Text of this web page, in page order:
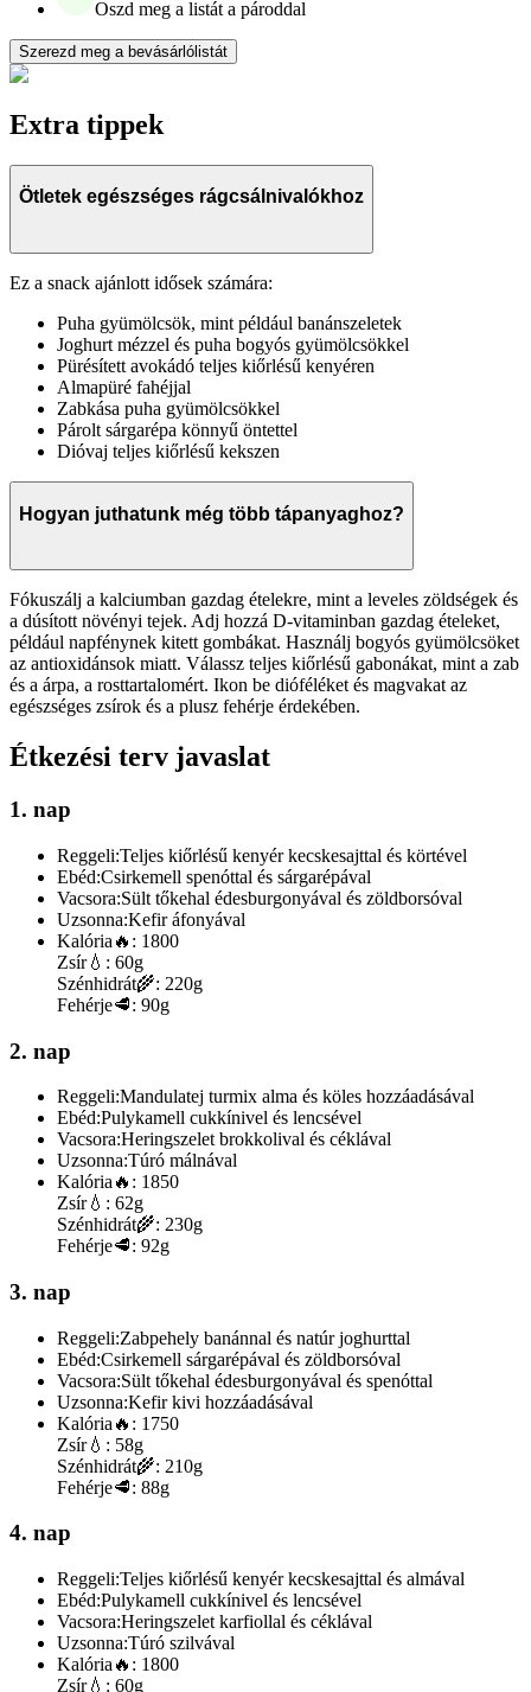
Oszd meg a listát a pároddal
Szerezd meg a bevásárlólistát
Extra tippek
Ötletek egészséges rágcsálnivalókhoz
Ez a snack ajánlott idősek számára:
Puha gyümölcsök, mint például banánszeletek
Joghurt mézzel és puha bogyós gyümölcsökkel
Pürésített avokádó teljes kiőrlésű kenyéren
Almapüré fahéjjal
Zabkása puha gyümölcsökkel
Párolt sárgarépa könnyű öntettel
Dióvaj teljes kiőrlésű kekszen
Hogyan juthatunk még több tápanyaghoz?
Fókuszálj a kalciumban gazdag ételekre, mint a leveles zöldségek és
a dúsított növényi tejek. Adj hozzá D-vitaminban gazdag ételeket,
például napfénynek kitett gombákat. Használj bogyós gyümölcsöket
az antioxidánsok miatt. Válassz teljes kiőrlésű gabonákat, mint a zab
és a árpa, a rosttartalomért. Ikon be dióféléket és magvakat az
egészséges zsírok és a plusz fehérje érdekében.
Étkezési terv javaslat
1. nap
Reggeli:Teljes kiőrlésű kenyér kecskesajttal és körtével
Ebéd:Csirkemell spenóttal és sárgarépával
Vacsora:Sült tőkehal édesburgonyával és zöldborsóval
Uzsonna:Kefir áfonyával
Kalória 🔥: 1800
Zsír💧: 60g
Szénhidrát🌾: 220g
Fehérje🥩: 90g
2. nap
Reggeli:Mandulatej turmix alma és köles hozzáadásával
Ebéd:Pulykamell cukkínivel és lencsével
Vacsora:Heringszelet brokkolival és céklával
Uzsonna:Túró málnával
Kalória 🔥: 1850
Zsír💧: 62g
Szénhidrát🌾: 230g
Fehérje🥩: 92g
3. nap
Reggeli:Zabpehely banánnal és natúr joghurttal
Ebéd:Csirkemell sárgarépával és zöldborsóval
Vacsora:Sült tőkehal édesburgonyával és spenóttal
Uzsonna:Kefir kivi hozzáadásával
Kalória 🔥: 1750
Zsír💧: 58g
Szénhidrát🌾: 210g
Fehérje🥩: 88g
4. nap
Reggeli:Teljes kiőrlésű kenyér kecskesajttal és almával
Ebéd:Pulykamell cukkínivel és lencsével
Vacsora:Heringszelet karfiollal és céklával
Uzsonna:Túró szilvával
Kalória 🔥: 1800
Zsír💧: 60g